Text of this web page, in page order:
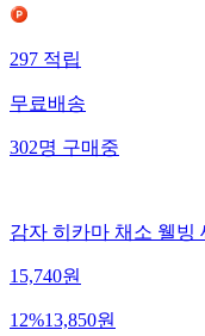
297적립
무료배송
302명구매중
감자 히카마 채소 웰빙
15,740원
12%13,850원